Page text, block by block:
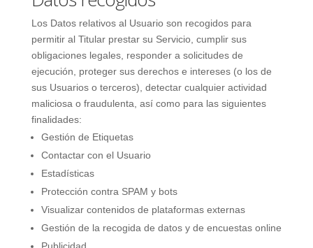
Los Datos relativos al Usuario son recogidos para
permitir al Titular prestar su Servicio, cumplir sus
obligaciones legales, responder a solicitudes de
ejecución, proteger sus derechos e intereses (o los de
sus Usuarios o terceros), detectar cualquier actividad
maliciosa o fraudulenta, así como para las siguientes
finalidades:
Gestión de Etiquetas
Contactar con el Usuario
Estadísticas
Protección contra SPAM y bots
Visualizar contenidos de plataformas externas
Gestión de la recogida de datos y de encuestas online